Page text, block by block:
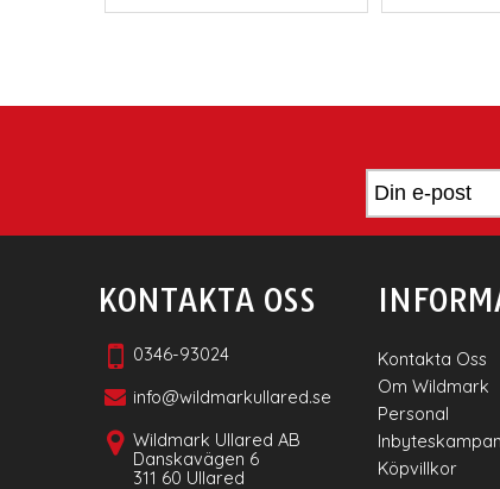
KONTAKTA OSS
0346-93024
info@wildmarkullared.se
Wildmark Ullared AB
Danskavägen 6
311 60 Ullared
Kontakta Oss
Om Wildmark
Personal
Köpvillkor